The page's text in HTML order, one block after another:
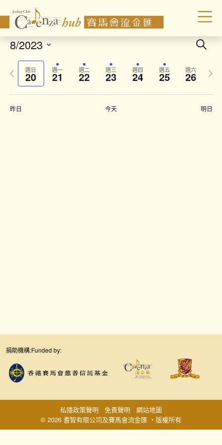
and
Search
8/2023
Select
date.週日
20 週一
21 週二
22 週三
23 週四
24 週五
25 週六
26
Previous
week
Next
昨日 今天 明日
捐助機構:Funded by:
© 2026 耆智有限公司及賽馬會流金匯 ‧版權所有
私隱政策聲明 免責聲明 網站地圖